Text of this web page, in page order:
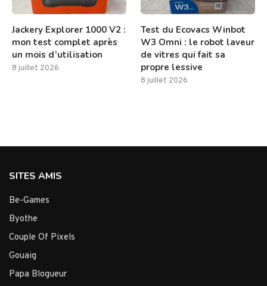
Jackery Explorer 1000 V2 :
mon test complet après
un mois d’utilisation
8 juillet 2026
Test du Ecovacs Winbot
W3 Omni : le robot laveur
de vitres qui fait sa
propre lessive
8 juillet 2026
SITES AMIS
Be-Games
Byothe
Couple Of Pixels
Gouaig
Papa Blogueur